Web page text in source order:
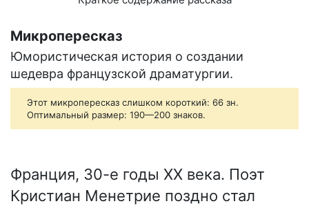
Микропересказ
Юмористическая история о создании
шедевра французской драматургии.
Этот микропересказ слишком короткий: 66 зн.
Оптимальный размер: 190—200 знаков.
Франция, 30-е годы XX века. Поэт
Кристиан Менетрие поздно стал